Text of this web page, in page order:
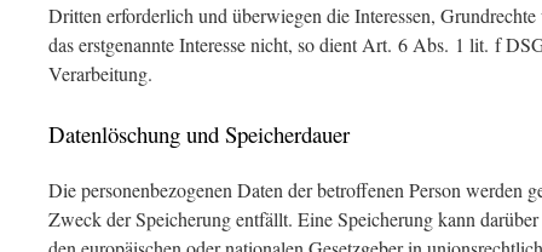
Dritten erforderlich und überwiegen die Interessen,
das erstgenannte Interesse nicht, so dient Art. 6 Abs. 1 lit. f
Verarbeitung.
Datenlöschung und Speicherdauer
Die personenbezogenen Daten der betroffenen Person werden
Zweck der Speicherung entfällt. Eine Speicherung kann